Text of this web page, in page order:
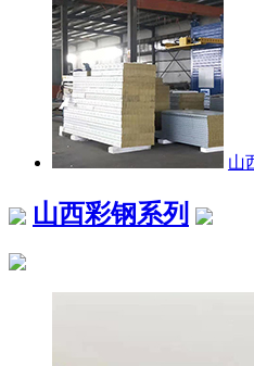
山
山西彩钢系列